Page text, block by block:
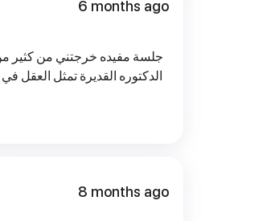
6 months ago
الدكتوره القديرة تمثل العقل
8 months ago